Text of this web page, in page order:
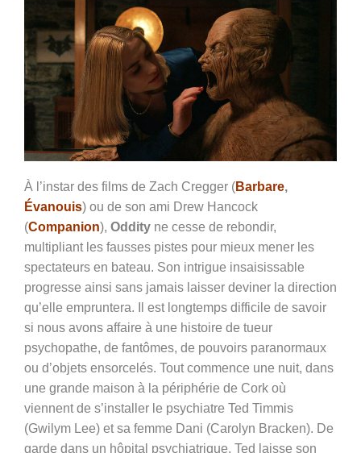
À l’instar des films de Zach Cregger (Barbare,
Évanouis) ou de son ami Drew Hancock
(Companion), Oddity ne cesse de rebondir,
multipliant les fausses pistes pour mieux mener les
spectateurs en bateau. Son intrigue insaisissable
progresse ainsi sans jamais laisser deviner la direction
qu’elle empruntera. Il est longtemps difficile de savoir
si nous avons affaire à une histoire de tueur
psychopathe, de fantômes, de pouvoirs paranormaux
ou d’objets ensorcelés. Tout commence une nuit, dans
une grande maison à la périphérie de Cork où
viennent de s’installer le psychiatre Ted Timmis
(Gwilym Lee) et sa femme Dani (Carolyn Bracken). De
garde dans un hôpital psychiatrique, Ted laisse son